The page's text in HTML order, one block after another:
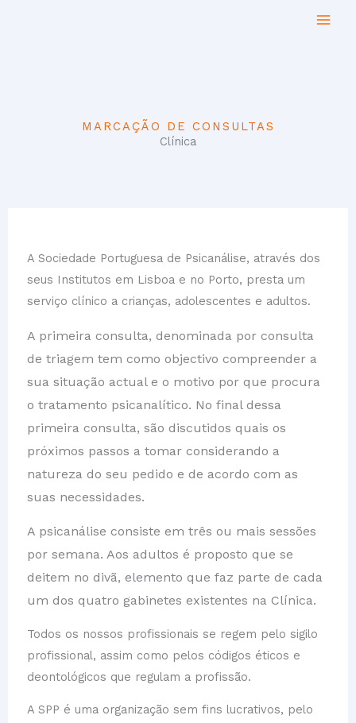
MARCAÇÃO DE CONSULTAS
Clínica
A Sociedade Portuguesa de Psicanálise, através dos
seus Institutos em Lisboa e no Porto, presta um
serviço clínico a crianças, adolescentes e adultos.
A primeira consulta, denominada por consulta
de triagem tem como objectivo compreender a
sua situação actual e o motivo por que procura
o tratamento psicanalítico. No final dessa
primeira consulta, são discutidos quais os
próximos passos a tomar considerando a
natureza do seu pedido e de acordo com as
suas necessidades.
A psicanálise consiste em três ou mais sessões
por semana. Aos adultos é proposto que se
deitem no divã, elemento que faz parte de cada
um dos quatro gabinetes existentes na Clínica.
Todos os nossos profissionais se regem pelo sigilo
profissional, assim como pelos códigos éticos e
deontológicos que regulam a profissão.
A SPP é uma organização sem fins lucrativos, pelo